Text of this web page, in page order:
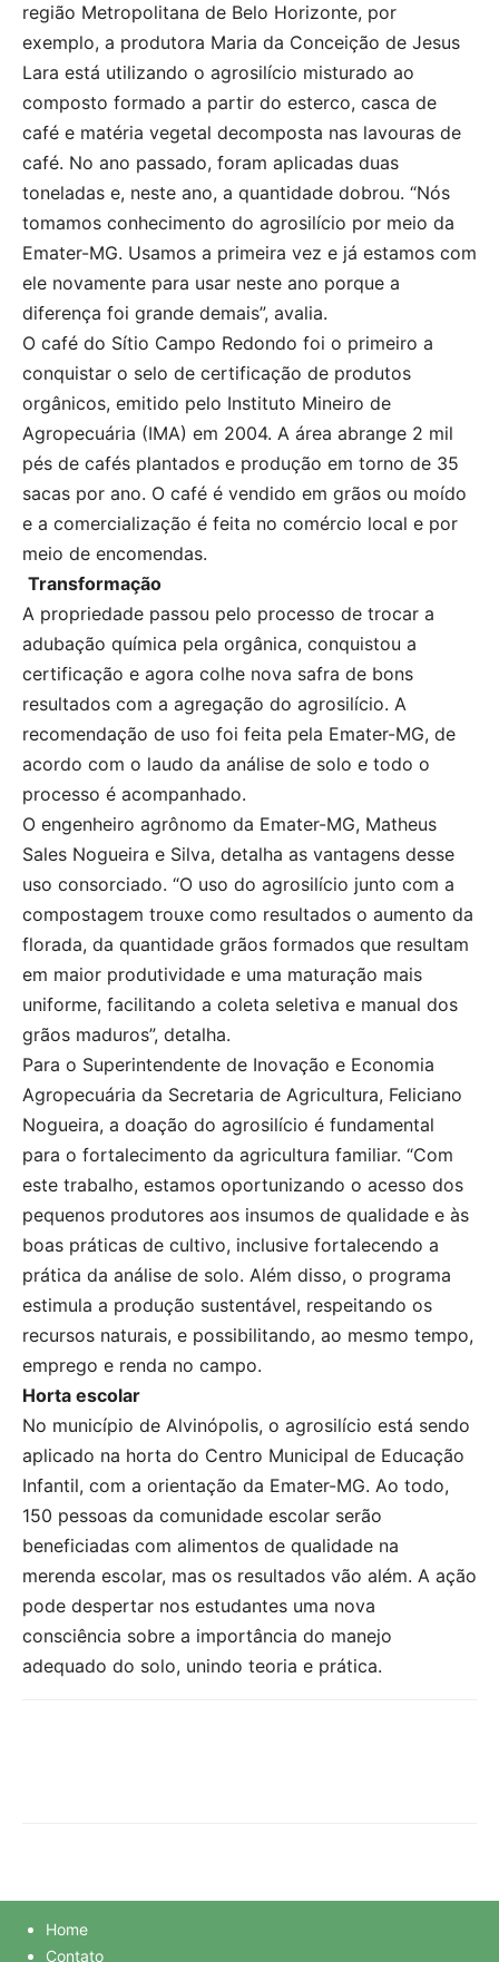
região Metropolitana de Belo Horizonte, por
exemplo, a produtora Maria da Conceição de Jesus
Lara está utilizando o agrosilício misturado ao
composto formado a partir do esterco, casca de
café e matéria vegetal decomposta nas lavouras de
café. No ano passado, foram aplicadas duas
toneladas e, neste ano, a quantidade dobrou. “Nós
tomamos conhecimento do agrosilício por meio da
Emater-MG. Usamos a primeira vez e já estamos com
ele novamente para usar neste ano porque a
diferença foi grande demais”, avalia.
O café do Sítio Campo Redondo foi o primeiro a
conquistar o selo de certificação de produtos
orgânicos, emitido pelo Instituto Mineiro de
Agropecuária (IMA) em 2004. A área abrange 2 mil
pés de cafés plantados e produção em torno de 35
sacas por ano. O café é vendido em grãos ou moído
e a comercialização é feita no comércio local e por
meio de encomendas.
Transformação
A propriedade passou pelo processo de trocar a
adubação química pela orgânica, conquistou a
certificação e agora colhe nova safra de bons
resultados com a agregação do agrosilício. A
recomendação de uso foi feita pela Emater-MG, de
acordo com o laudo da análise de solo e todo o
processo é acompanhado.
O engenheiro agrônomo da Emater-MG, Matheus
Sales Nogueira e Silva, detalha as vantagens desse
uso consorciado. “O uso do agrosilício junto com a
compostagem trouxe como resultados o aumento da
florada, da quantidade grãos formados que resultam
em maior produtividade e uma maturação mais
uniforme, facilitando a coleta seletiva e manual dos
grãos maduros”, detalha.
Para o Superintendente de Inovação e Economia
Agropecuária da Secretaria de Agricultura, Feliciano
Nogueira, a doação do agrosilício é fundamental
para o fortalecimento da agricultura familiar. “Com
este trabalho, estamos oportunizando o acesso dos
pequenos produtores aos insumos de qualidade e às
boas práticas de cultivo, inclusive fortalecendo a
prática da análise de solo. Além disso, o programa
estimula a produção sustentável, respeitando os
recursos naturais, e possibilitando, ao mesmo tempo,
emprego e renda no campo.
Horta escolar
No município de Alvinópolis, o agrosilício está sendo
aplicado na horta do Centro Municipal de Educação
Infantil, com a orientação da Emater-MG. Ao todo,
150 pessoas da comunidade escolar serão
beneficiadas com alimentos de qualidade na
merenda escolar, mas os resultados vão além. A ação
pode despertar nos estudantes uma nova
consciência sobre a importância do manejo
adequado do solo, unindo teoria e prática.
Home
Contato